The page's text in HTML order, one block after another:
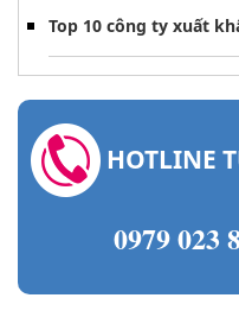
Top 10 công ty xuất
HOTLINE
0979 023